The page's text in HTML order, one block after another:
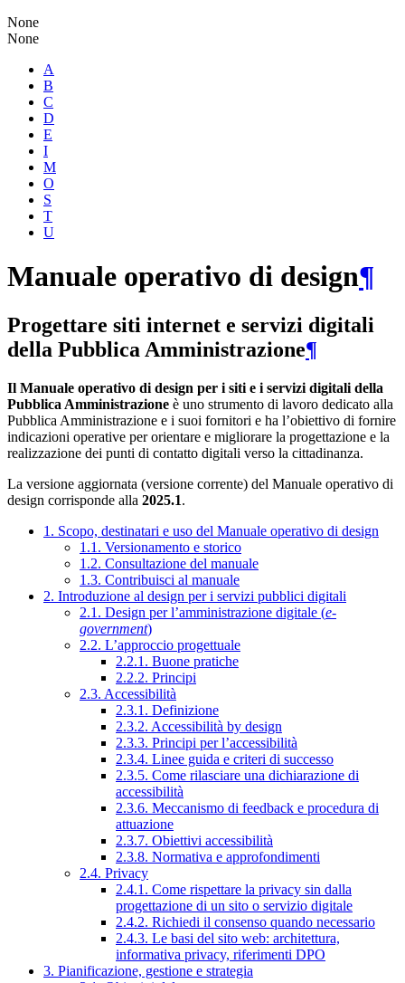
None
None
A
B
C
D
E
I
M
O
S
T
U
Manuale operativo di design¶
Progettare siti internet e servizi digitali
della Pubblica Amministrazione¶
Il Manuale operativo di design per i siti e i servizi digitali della
Pubblica Amministrazione è uno strumento di lavoro dedicato alla
Pubblica Amministrazione e i suoi fornitori e ha l’obiettivo di fornire
indicazioni operative per orientare e migliorare la progettazione e la
realizzazione dei punti di contatto digitali verso la cittadinanza.
La versione aggiornata (versione corrente) del Manuale operativo di
design corrisponde alla 2025.1.
1. Scopo, destinatari e uso del Manuale operativo di design
1.1. Versionamento e storico
1.2. Consultazione del manuale
1.3. Contribuisci al manuale
2. Introduzione al design per i servizi pubblici digitali
2.1. Design per l’amministrazione digitale (e-
government)
2.2. L’approccio progettuale
2.2.1. Buone pratiche
2.2.2. Principi
2.3. Accessibilità
2.3.1. Definizione
2.3.2. Accessibilità by design
2.3.3. Principi per l’accessibilità
2.3.4. Linee guida e criteri di successo
2.3.5. Come rilasciare una dichiarazione di
accessibilità
2.3.6. Meccanismo di feedback e procedura di
attuazione
2.3.7. Obiettivi accessibilità
2.3.8. Normativa e approfondimenti
2.4. Privacy
2.4.1. Come rispettare la privacy sin dalla
progettazione di un sito o servizio digitale
2.4.2. Richiedi il consenso quando necessario
2.4.3. Le basi del sito web: architettura,
informativa privacy, riferimenti DPO
3. Pianificazione, gestione e strategia